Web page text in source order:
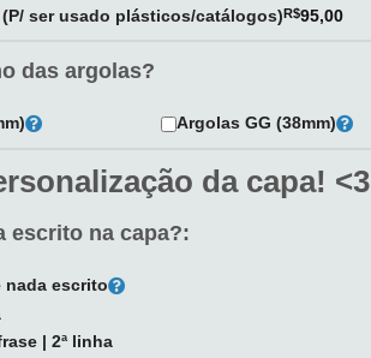
(P/ ser usado plásticos/catálogos)R$95,00
das argolas?
Argolas GG (38mm)
da capa! <3
escrito na capa?:
nada escrito
| 2ª linha